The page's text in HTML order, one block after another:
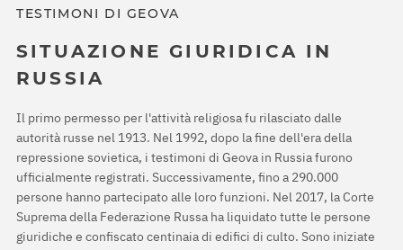
TESTIMONI DI GEOVA
SITUAZIONE GIURIDICA IN
RUSSIA
Il primo permesso per l'attività religiosa fu rilasciato dalle
autorità russe nel 1913. Nel 1992, dopo la fine dell'era della
repressione sovietica, i testimoni di Geova in Russia furono
ufficialmente registrati. Successivamente, fino a 290.000
persone hanno partecipato alle loro funzioni. Nel 2017, la Corte
Suprema della Federazione Russa ha liquidato tutte le persone
giuridiche e confiscato centinaia di edifici di culto. Sono iniziate